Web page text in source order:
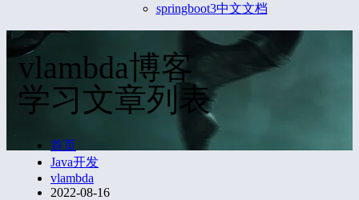
springboot3中文文档
vlambda博客
学习文章列表
首页
Java开发
vlambda
2022-08-16